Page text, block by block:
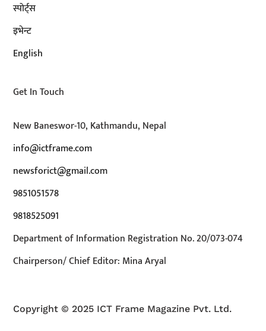
स्पोर्ट्स
इभेन्ट
English
Get In Touch
New Baneswor-10, Kathmandu, Nepal
info@ictframe.com
newsforict@gmail.com
9851051578
9818525091
Department of Information Registration No. 20/073-074
Chairperson/ Chief Editor: Mina Aryal
Copyright © 2025 ICT Frame Magazine Pvt. Ltd.